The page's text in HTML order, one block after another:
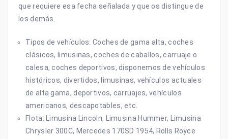
que requiere esa fecha señalada y que os distingue de
los demás.
Tipos de vehículos: Coches de gama alta, coches
clásicos, limusinas, coches de caballos, carruaje o
calesa, coches deportivos, disponemos de vehículos
históricos, divertidos, limusinas, vehículos actuales
de alta gama, deportivos, carruajes, vehículos
americanos, descapotables, etc.
Flota: Limusina Lincoln, Limusina Hummer, Limusina
Chrysler 300C, Mercedes 170SD 1954, Rolls Royce